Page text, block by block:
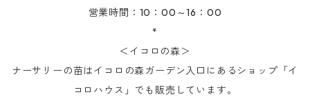
営業時間：10：00～16：00
*
＜イコロの森＞
ナーサリーの苗はイコロの森ガーデン入口にあるショップ「イ
コロハウス」でも販売しています。